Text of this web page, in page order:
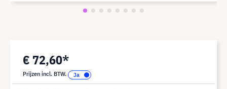
€ 72,60*
Prijzen incl. BTW.